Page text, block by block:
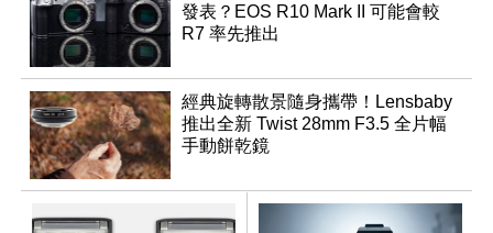
發表？EOS R10 Mark II 可能會較
R7 率先推出
經典旋轉散景隨身攜帶！Lensbaby
推出全新 Twist 28mm F3.5 全片幅
手動餅乾鏡